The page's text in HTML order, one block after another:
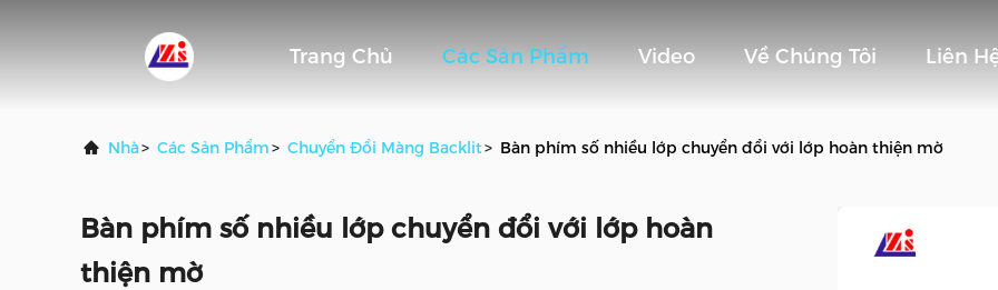
Trang Chủ Các Sản Phẩm Video Về Chúng Tôi Liên
Nhà> Các Sản Phẩm> Chuyển Đổi Màng Backlit> Bàn phím số nhiều lớp chuyển đổi với lớp hoàn thiện mờ
Bàn phím số nhiều lớp chuyển đổi với lớp hoàn
thiện mờ